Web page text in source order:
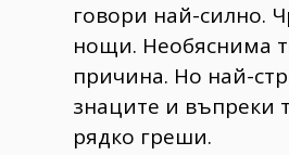
говори най-силно.
нощи. Необяснима
причина. Но най-
знаците и въпреки
рядко греши.